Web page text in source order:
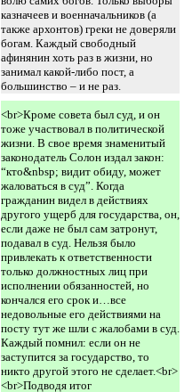
казначеев и военначальников (а
также архонтов) греки не доверяли
богам. Каждый свободный
афинянин хоть раз в жизни, но
занимал какой-либо пост, а
большинство – и не раз.
<br>Кроме совета был суд, и он
тоже участвовал в политической
жизни. В свое время знаменитый
законодатель Солон издал закон:
“кто&nbsp; видит обиду, может
жаловаться в суд”. Когда
гражданин видел в действиях
другого ущерб для государства, он,
если даже не был сам затронут,
подавал в суд. Нельзя было
привлекать к ответственности
только должностных лиц при
исполнении обязанностей, но
кончался его срок и…все
недовольные его действиями на
посту тут же шли с жалобами в суд.
Каждый помнил: если он не
заступится за государство, то
никто другой этого не сделает.<br>
<br>Подводя итог